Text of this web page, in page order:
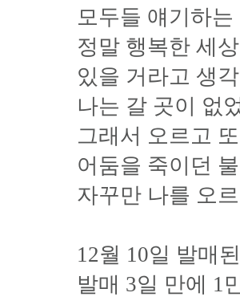
모두들 얘기하는
정말 행복한 세상
있을 거라고 생
나는 갈 곳이 없
그래서 오르고
어둠을 죽이던
자꾸만 나를 오
12월 10일 발매
발매 3일 만에 1